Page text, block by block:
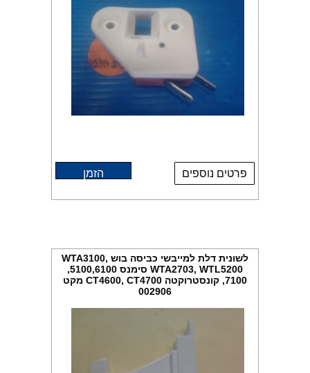
פרטים נוספים הזמן
לשונית דלת למייבשי כביסה בוש WTA3100,
WTA2703, WTL5200 סימנס 5100,6100,
7100, קונסטרוקטה CT4600, CT4700 מקט
002906